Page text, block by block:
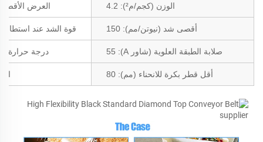
الوزن (كجم/م²): 4.2 العرض الأقصى
أقصى شد (نيوتن/مم): 150 قوة الشد عند استطالة 1% (نيوتن/مم): 10
صلابة الطبقة العلوية (شاور A): 55 درجة حرارة
أقل قطر بكرة للانحناء (مم): 80